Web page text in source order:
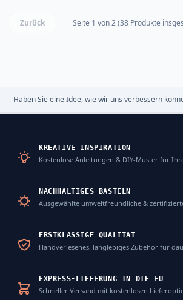
Zurück Seite 1 von 2 (38 Produkte
Haben Sie eine Idee, wie wir uns verbessern
KREATIVE INSPIRATION
Kostenlose Anleitungen & DIY-Muster für
NACHHALTIGES BASTELN
Ausgewählte umweltfreundliche &
ERSTKLASSIGE QUALITÄT
Handverlesenes, langlebiges Zubehör für
EXPRESS-LIEFERUNG IN DIE EU
Schneller Versand mit kostenlosen